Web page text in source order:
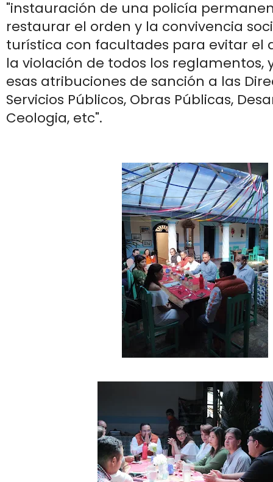
"instauración de una policía
restaurar el orden y la convivencia
turística con facultades para evitar el
la violación de todos los reglamentos,
esas atribuciones de sanción a las
Servicios Públicos, Obras Públicas,
Ceologia, etc".